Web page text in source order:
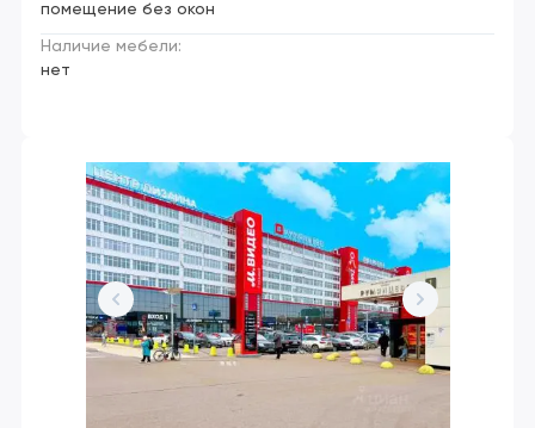
помещение без окон
Наличие мебели:
нет